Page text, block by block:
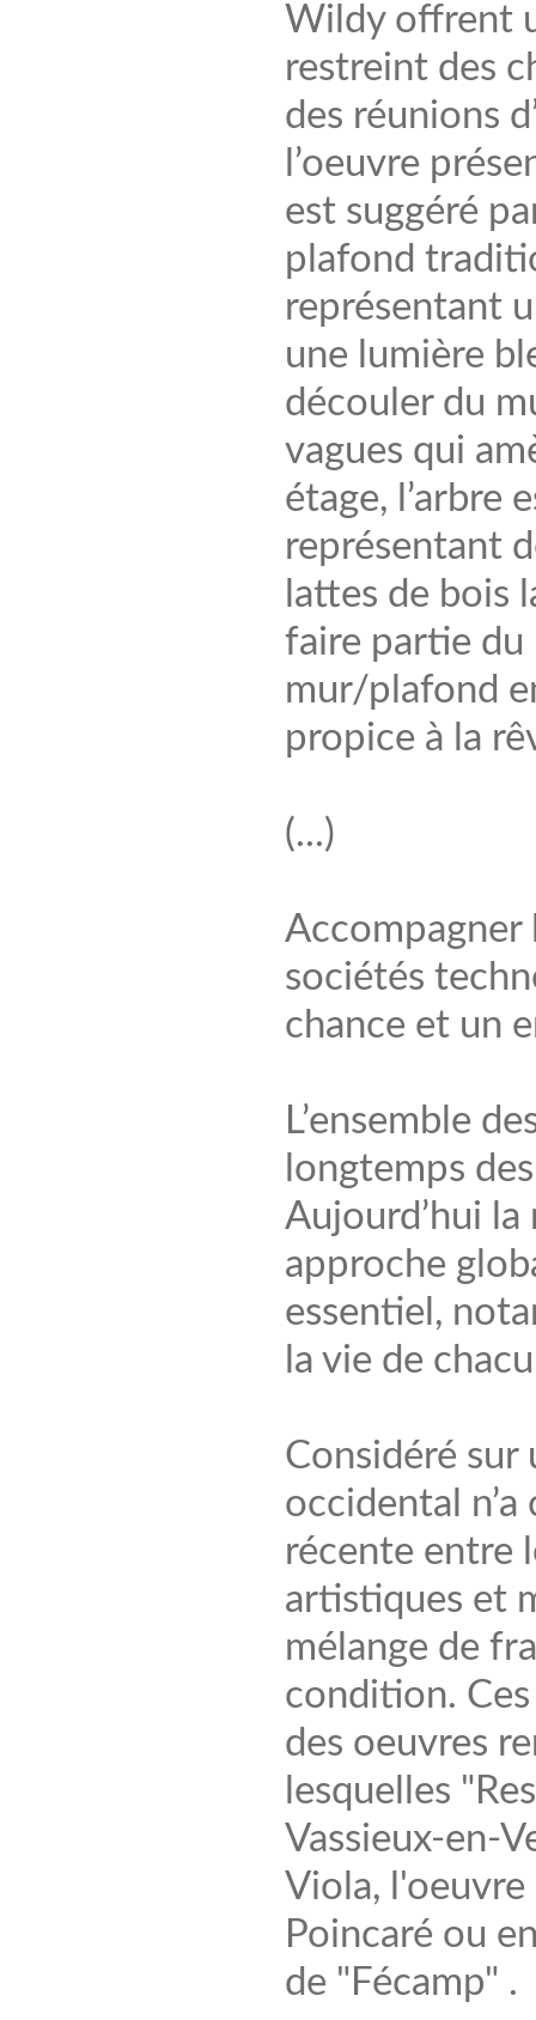
Wildy offrent
restreint des
des réunions
l’oeuvre
est suggéré
plafond
représentant
une lumière
découler du
vagues qui
étage, l’arbre
représentant
lattes de bois
faire partie du
mur/plafond
propice à la
(...)
Accompagner
sociétés
chance et un
L’ensemble
longtemps
Aujourd’hui
approche
essentiel,
la vie de
Considéré sur
occidental
récente entre
artistiques et
mélange de
condition. Ces
des oeuvres
lesquelles
Vassieux-en-
Viola,
Poincaré ou
de "Fécamp" .